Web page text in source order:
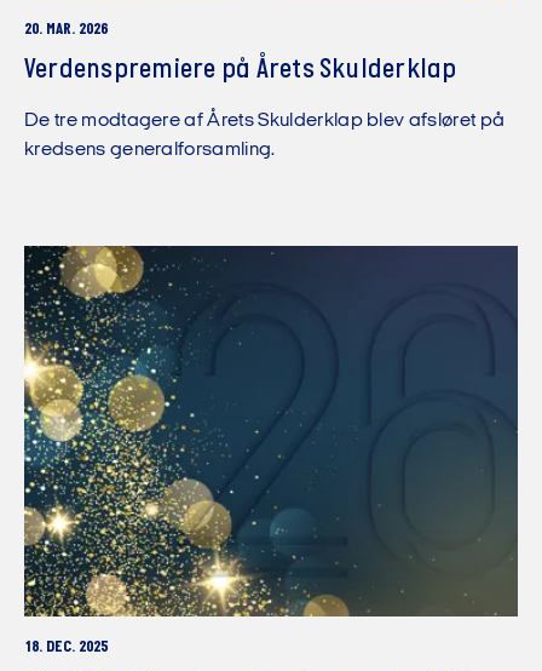
20. MAR. 2026
Verdenspremiere på Årets Skulderklap
De tre modtagere af Årets Skulderklap blev afsløret på
kredsens generalforsamling.
18. DEC. 2025